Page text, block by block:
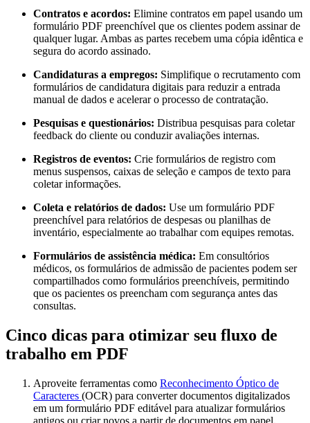
Contratos e acordos: Elimine contratos em papel usando um
formulário PDF preenchível que os clientes podem assinar de
qualquer lugar. Ambas as partes recebem uma cópia idêntica e
segura do acordo assinado.
Candidaturas a empregos: Simplifique o recrutamento com
formulários de candidatura digitais para reduzir a entrada
manual de dados e acelerar o processo de contratação.
Pesquisas e questionários: Distribua pesquisas para coletar
feedback do cliente ou conduzir avaliações internas.
Registros de eventos: Crie formulários de registro com
menus suspensos, caixas de seleção e campos de texto para
coletar informações.
Coleta e relatórios de dados: Use um formulário PDF
preenchível para relatórios de despesas ou planilhas de
inventário, especialmente ao trabalhar com equipes remotas.
Formulários de assistência médica: Em consultórios
médicos, os formulários de admissão de pacientes podem ser
compartilhados como formulários preenchíveis, permitindo
que os pacientes os preencham com segurança antes das
consultas.
Cinco dicas para otimizar seu fluxo de
trabalho em PDF
Aproveite ferramentas como Reconhecimento Óptico de
Caracteres (OCR) para converter documentos digitalizados
em um formulário PDF editável para atualizar formulários
antigos ou criar novos a partir de documentos em papel.